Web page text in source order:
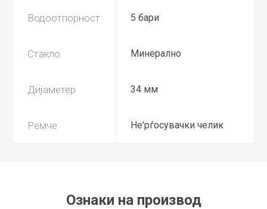
Водоотпорност 5 бари
Стакло Минерално
Дијаметер 34 мм
Ремче Не'рѓосувачки челик
Ознаки на производ